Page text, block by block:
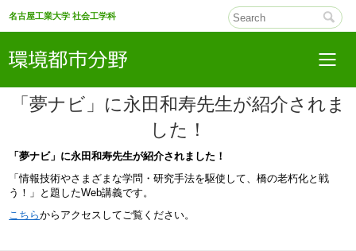
名古屋工業大学 社会工学科
「夢ナビ」に永田和寿先生が紹介されま
した！
「夢ナビ」に永田和寿先生が紹介されました！
「情報技術やさまざまな学問・研究手法を駆使して、橋の老朽化と戦
う！」と題したWeb講義です。
こちらからアクセスしてご覧ください。